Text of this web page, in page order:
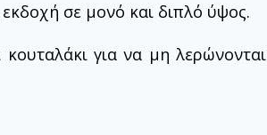
σε μονό και διπλό ύψος.
για να μη λερώνονται